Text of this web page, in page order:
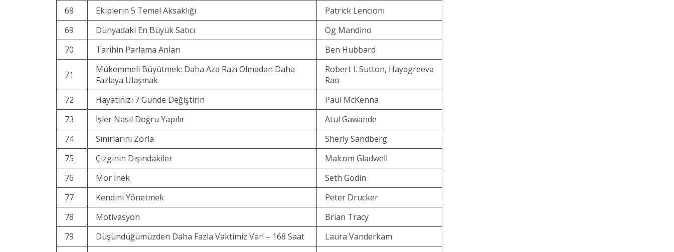
68
Ekiplerin 5 Temel Aksaklığı
Patrick Lencioni
69
Dünyadaki En Büyük Satıcı
Og Mandino
70
Tarihin Parlama Anları Ben Hubbard
71
Mükemmeli Büyütmek: Daha Aza Razı Olmadan Daha
Fazlaya Ulaşmak
Robert I. Sutton, Hayagreeva
Rao
72
Hayatınızı 7 Günde Değiştirin
Paul McKenna
73
İşler Nasıl Doğru Yapılır
Atul Gawande
74
Sınırlarını Zorla
Sherly Sandberg
75
Çizginin Dışındakiler
Malcom Gladwell
76
Mor İnek
Seth Godin
77
Kendini Yönetmek
Peter Drucker
78
Motivasyon
Brian Tracy
79
Düşündüğümüzden Daha Fazla Vaktimiz Var! – 168 Saat
Laura Vanderkam